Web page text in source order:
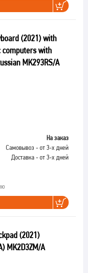
(2021) with
computers with
MK293RS/A
На заказ
Самовывоз - от 3-х дней
Доставка - от 3-х дней
(2021)
MK2D3ZM/A